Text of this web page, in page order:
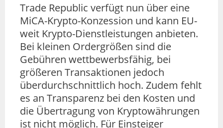
Trade Republic verfügt nun über eine
MiCA-Krypto-Konzession und kann EU-
weit Krypto-Dienstleistungen anbieten.
Bei kleinen Ordergrößen sind die
Gebühren wettbewerbsfähig, bei
größeren Transaktionen jedoch
überdurchschnittlich hoch. Zudem fehlt
es an Transparenz bei den Kosten und
die Übertragung von Kryptowährungen
ist nicht möglich. Für Einsteiger